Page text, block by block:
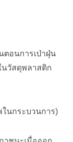
ตอนการเป่าฝุ่น
นวัสดุพลาสติก
นกระบวนการ)